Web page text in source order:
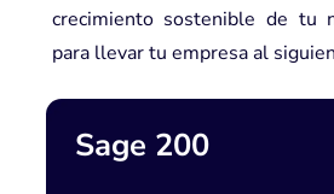
crecimiento sostenible de tu
para llevar tu empresa al
Sage 200